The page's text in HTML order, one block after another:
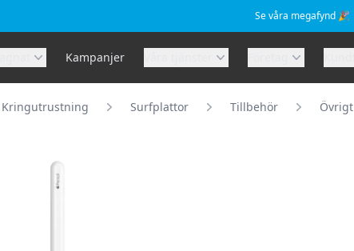
Se våra megafynd 🎉
Kampanjer
Kringutrustning Surfplattor Tillbehör Övrigt